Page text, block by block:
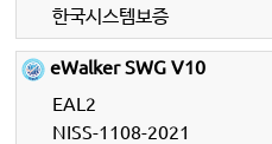
한국시스템보증
eWalker SWG V10
EAL2
NISS-1108-2021